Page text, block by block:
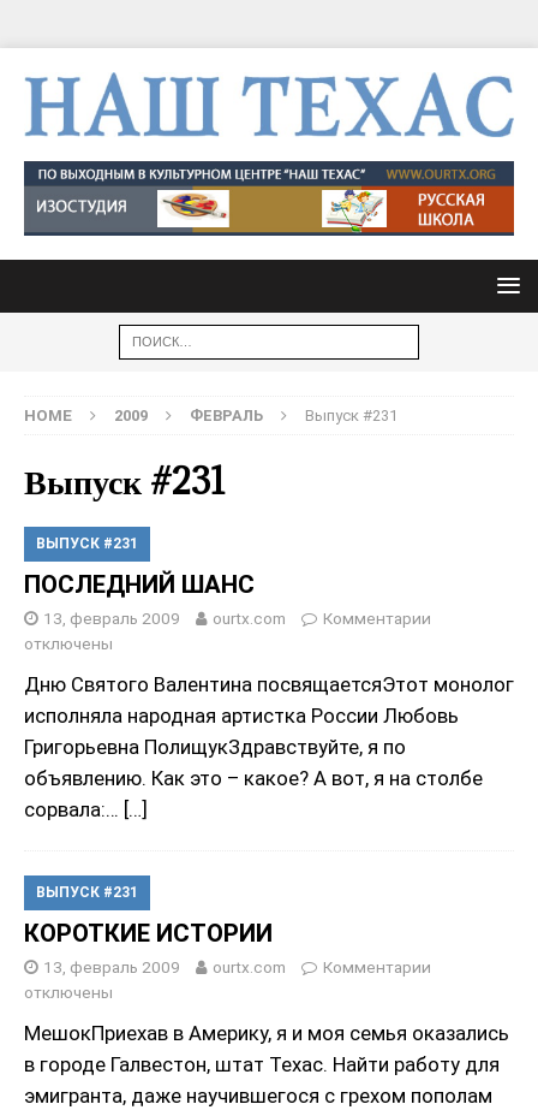
HOME 2009 ФЕВРАЛЬ Выпуск #231
Выпуск #231
ВЫПУСК #231
ПОСЛЕДНИЙ ШАНС
13, февраль 2009 ourtx.com
Комментарии
отключены
Дню Святого Валентина посвящаетсяЭтот монолог
исполняла народная артистка России Любовь
Григорьевна ПолищукЗдравствуйте, я по
объявлению. Как это – какое? А вот, я на столбе
сорвала:… […]
ВЫПУСК #231
КОРОТКИЕ ИСТОРИИ
13, февраль 2009 ourtx.com
Комментарии
отключены
МешокПриехав в Америку, я и моя семья оказались
в городе Галвестон, штат Техас. Найти работу для
эмигранта, даже научившегося с грехом пополам